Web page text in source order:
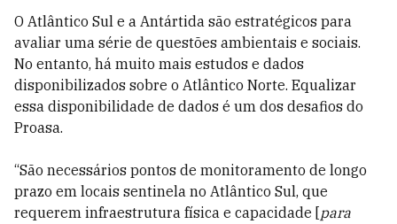
O Atlântico Sul e a Antártida são estratégicos para
avaliar uma série de questões ambientais e sociais.
No entanto, há muito mais estudos e dados
disponibilizados sobre o Atlântico Norte. Equalizar
essa disponibilidade de dados é um dos desafios do
Proasa.
“São necessários pontos de monitoramento de longo
prazo em locais sentinela no Atlântico Sul, que
requerem infraestrutura física e capacidade [para